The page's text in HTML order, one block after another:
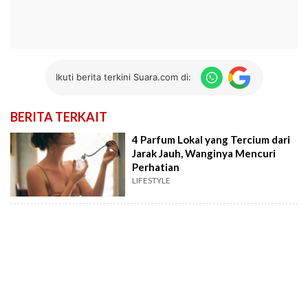
Ikuti berita terkini Suara.com di:
BERITA TERKAIT
4 Parfum Lokal yang Tercium dari
Jarak Jauh, Wanginya Mencuri
Perhatian
LIFESTYLE